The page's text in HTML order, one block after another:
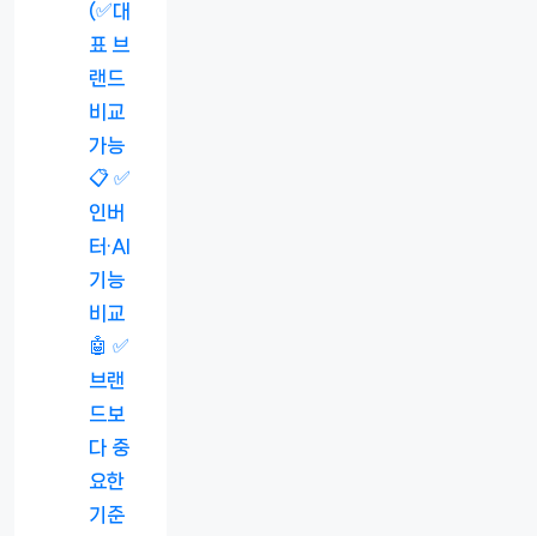
(✅대
표 브
랜드
비교
가능
📋 ✅
인버
터·AI
기능
비교
🤖 ✅
브랜
드보
다 중
요한
기준